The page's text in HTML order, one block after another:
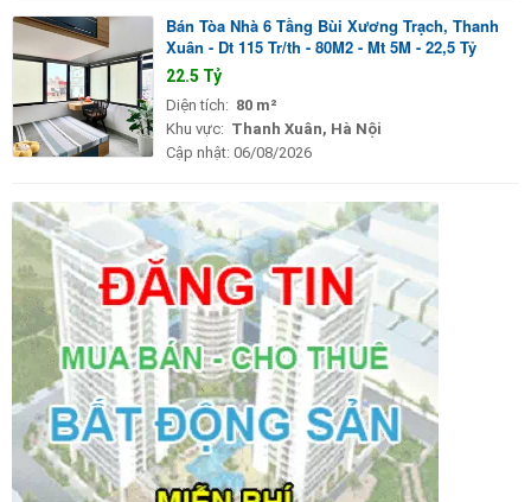
Bán Tòa Nhà 6 Tầng Bùi Xương Trạch, Thanh
Xuân - Dt 115 Tr/th - 80M2 - Mt 5M - 22,5 Tỷ
22.5 Tỷ
Diện tích: 80 m²
Khu vực: Thanh Xuân, Hà Nội
Cập nhật: 06/08/2026